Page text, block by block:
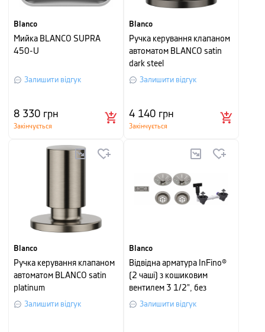
Blanco
Мийка BLANCO SUPRA
450-U
Залишити відгук
8 330 грн
Закінчується
Blanco
Ручка керування клапаном
автоматом BLANCO satin
dark steel
Залишити відгук
4 140 грн
Закінчується
Blanco
Ручка керування клапаном
автоматом BLANCO satin
platinum
Залишити відгук
Blanco
Відвідна арматура InFino®
(2 чаші) з кошиковим
вентилем 3 1/2", без
клапана-автомата, satin
Залишити відгук